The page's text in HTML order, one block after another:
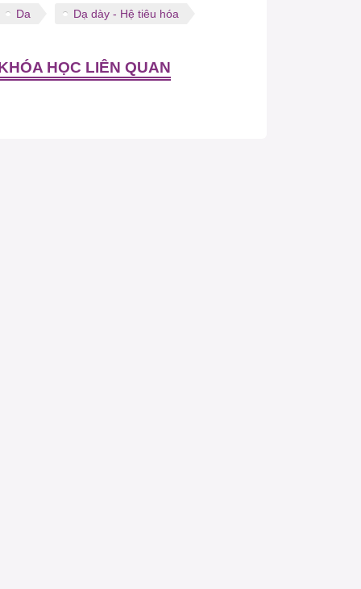
Da Dạ dày - Hệ tiêu hóa
HỌC LIÊN QUAN